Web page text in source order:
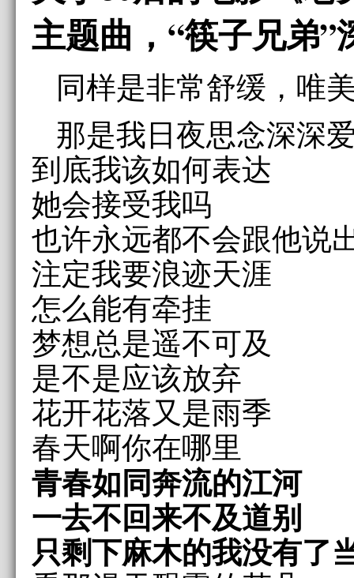
主题曲，“筷子兄弟”
同样是非常舒缓，唯
那是我日夜思念深深
到底我该如何表达
她会接受我吗
也许永远都不会跟他说
注定我要浪迹天涯
怎么能有牵挂
梦想总是遥不可及
是不是应该放弃
花开花落又是雨季
春天啊你在哪里
青春如同奔流的江河
一去不回来不及道别
只剩下麻木的我没有了